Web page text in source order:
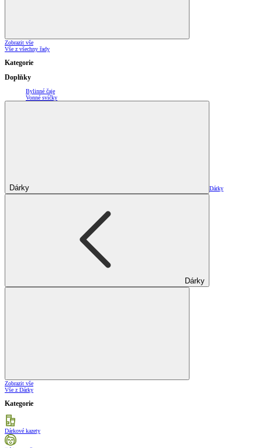
Zobrazit vše
Vše z všechny řady
Kategorie
Doplňky
Bylinné čaje
Vonné svíčky
Dárky Dárky
Dárky
Zobrazit vše
Vše z Dárky
Kategorie
Dárkové kazety